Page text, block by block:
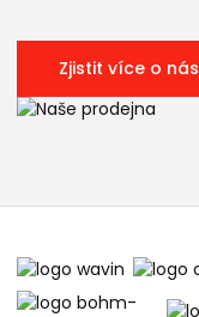
Zjistit více o nás